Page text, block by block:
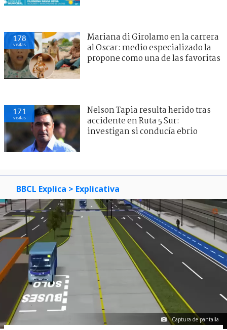
178
visitas
Mariana di Girolamo en la carrera
al Oscar: medio especializado la
propone como una de las favoritas
171
visitas
Nelson Tapia resulta herido tras
accidente en Ruta 5 Sur:
investigan si conducía ebrio
BBCL Explica > Explicativa
Captura de pantalla